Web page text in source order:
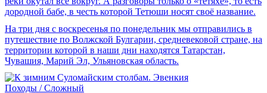
дородной бабе, в честь которой Тетюши носят своё название.
На три дня с воскресенья по понедельник мы отправились в
путешествие по Волжской Булгарии, средневековой стране, на
территории которой в наши дни находятся Татарстан,
Чувашия, Марий Эл, Ульяновская область.
Походы / Сложный